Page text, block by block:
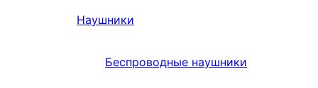
Наушники
Беспроводные наушники